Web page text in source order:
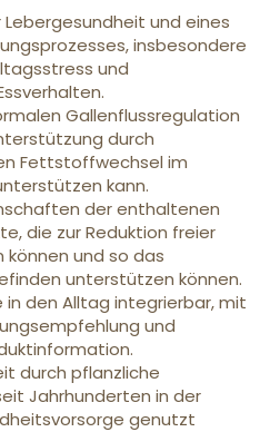
und eines
insbesondere
und
Gallenflussregulation
durch
Fettstoffwechsel im
kann.
der enthaltenen
die zur Reduktion freier
können und so das
unterstützen können.
in den Alltag integrierbar, mit
und
durch pflanzliche
Jahrhunderten in der
genutzt